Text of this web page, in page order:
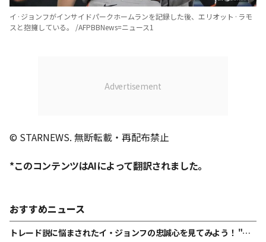
イ·ジョンフがインサイドパークホームランを記録した後、エリオット·ラモ
スと抱擁している。 /AFPBBNews=ニュース1
© STARNEWS. 無断転載・再配布禁止
*このコンテンツはAIによって翻訳されました。
おすすめニュース
トレード説に悩まされたイ・ジョンフの忠誠心を見てみよう！ "ML